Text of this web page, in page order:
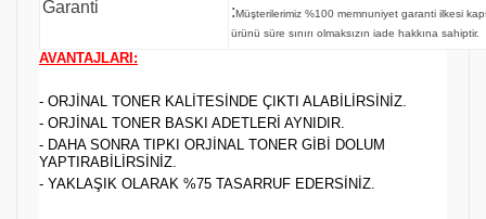
Garanti :Müşterilerimiz %100 memnuniyet garanti ilkesi
ürünü süre sınırı olmaksızın iade hakkına sahiptir.
AVANTAJLARI:
- ORJİNAL TONER KALİTESİNDE ÇIKTI ALABİLİRSİNİZ.
- ORJİNAL TONER BASKI ADETLERİ AYNIDIR.
- DAHA SONRA TIPKI ORJİNAL TONER GİBİ DOLUM
YAPTIRABİLİRSİNİZ.
- YAKLAŞIK OLARAK %75 TASARRUF EDERSİNİZ.